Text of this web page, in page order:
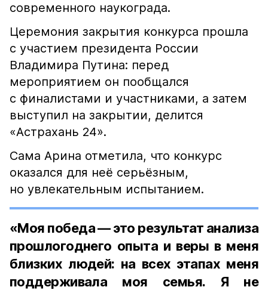
современного наукограда.
Церемония закрытия конкурса прошла
с участием президента России
Владимира Путина: перед
мероприятием он пообщался
с финалистами и участниками, а затем
выступил на закрытии, делится
«Астрахань 24».
Сама Арина отметила, что конкурс
оказался для неё серьёзным,
но увлекательным испытанием.
«Моя победа — это результат анализа
прошлогоднего опыта и веры в меня
близких людей: на всех этапах меня
поддерживала моя семья. Я не